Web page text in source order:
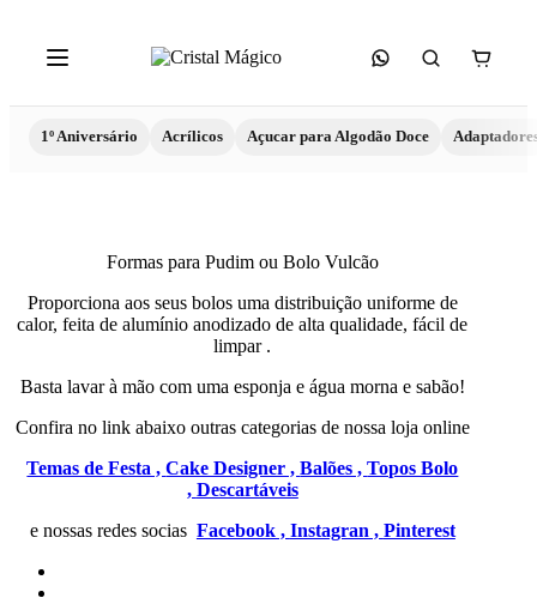
1º Aniversário Acrílicos Açucar para Algodão Doce
Formas para Pudim ou Bolo Vulcão
Proporciona aos seus bolos uma distribuição uniforme de
calor, feita de alumínio anodizado de alta qualidade, fácil de
limpar .
Basta lavar à mão com uma esponja e água morna e sabão!
Confira no link abaixo outras categorias de nossa loja online
Temas de Festa ,Cake Designer ,Balões ,Topos Bolo
, Descartáveis
e nossas redes socias Facebook , Instagran , Pinterest